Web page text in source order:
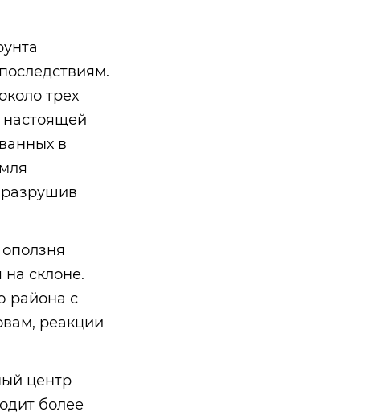
трех
настоящей
в
разрушив
на склоне.
района с
реакции
центр
более